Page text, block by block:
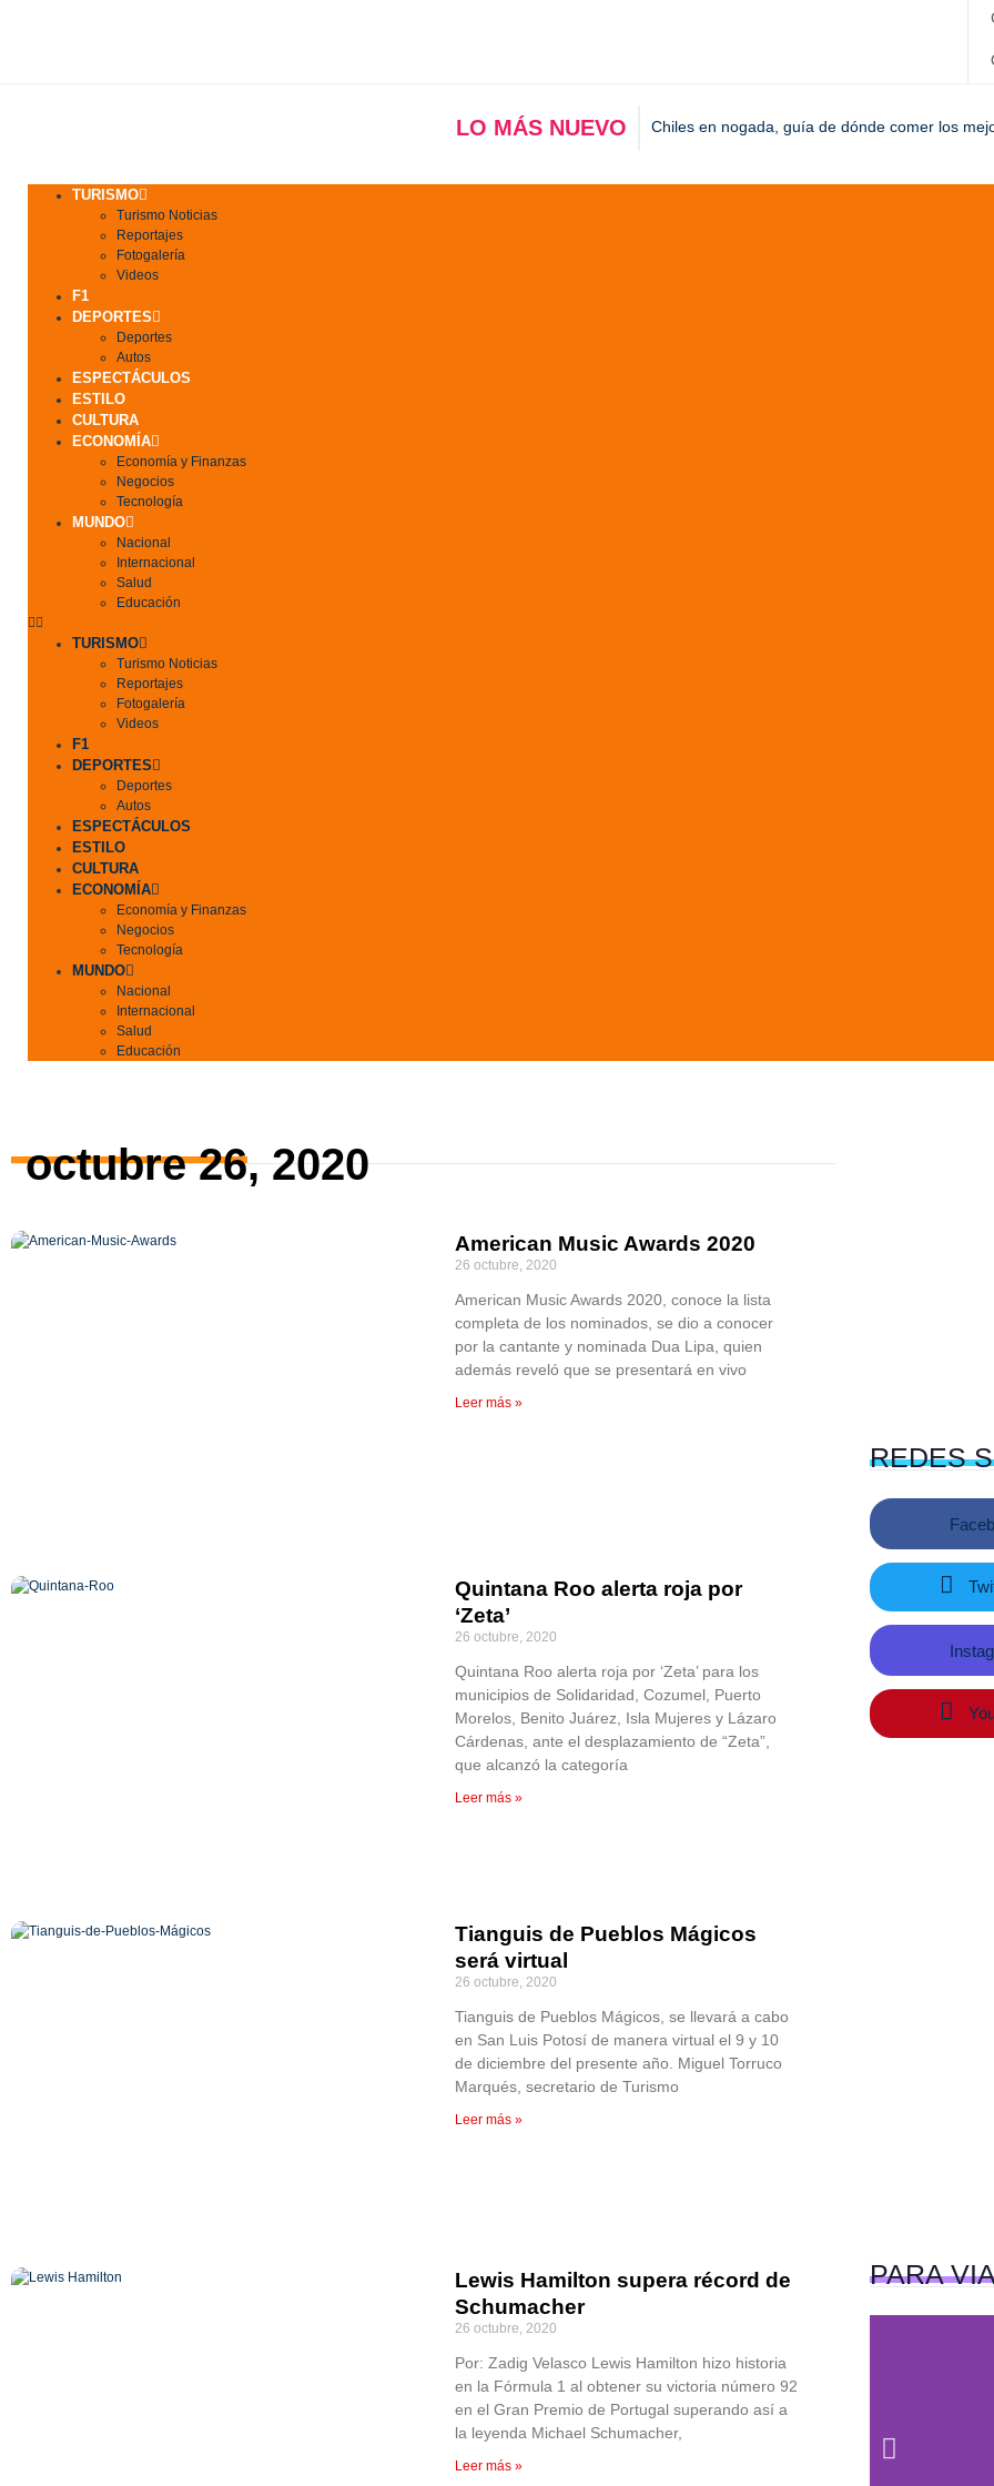
LO MÁS NUEVO Chiles en nogada, guía de dónde comer los
TURISMO
Turismo Noticias
Reportajes
Fotogalería
Videos
F1
DEPORTES
Deportes
Autos
ESPECTÁCULOS
ESTILO
CULTURA
ECONOMÍA
Economía y Finanzas
Negocios
Tecnología
MUNDO
Nacional
Internacional
Salud
Educación
TURISMO
Turismo Noticias
Reportajes
Fotogalería
Videos
F1
DEPORTES
Deportes
Autos
ESPECTÁCULOS
ESTILO
CULTURA
ECONOMÍA
Economía y Finanzas
Negocios
Tecnología
MUNDO
Nacional
Internacional
Salud
Educación
octubre 26, 2020
American Music Awards 2020
26 octubre, 2020
American Music Awards 2020, conoce la lista
completa de los nominados, se dio a conocer
por la cantante y nominada Dua Lipa, quien
además reveló que se presentará en vivo
Leer más »
Quintana Roo alerta roja por
‘Zeta’
26 octubre, 2020
Quintana Roo alerta roja por ‘Zeta’ para los
municipios de Solidaridad, Cozumel, Puerto
Morelos, Benito Juárez, Isla Mujeres y Lázaro
Cárdenas, ante el desplazamiento de “Zeta”,
que alcanzó la categoría
Leer más »
Tianguis de Pueblos Mágicos
será virtual
26 octubre, 2020
Tianguis de Pueblos Mágicos, se llevará a cabo
en San Luis Potosí de manera virtual el 9 y 10
de diciembre del presente año. Miguel Torruco
Marqués, secretario de Turismo
Leer más »
Lewis Hamilton supera récord de
Schumacher
26 octubre, 2020
Por: Zadig Velasco Lewis Hamilton hizo historia
en la Fórmula 1 al obtener su victoria número 92
en el Gran Premio de Portugal superando así a
la leyenda Michael Schumacher,
Leer más »
REDES
PARA